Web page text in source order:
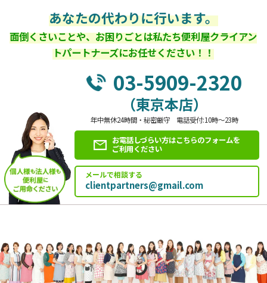
あなたの代わりに行います。
面倒くさいことや、お困りごとは私たち便利屋クライアン
トパートナーズにお任せください！！
03-5909-2320
（東京本店）
年中無休24時間・秘密厳守 電話受付:10時～23時
お電話しづらい方はこちらのフォームを
ご利用ください
メールで相談する
clientpartners@gmail.com